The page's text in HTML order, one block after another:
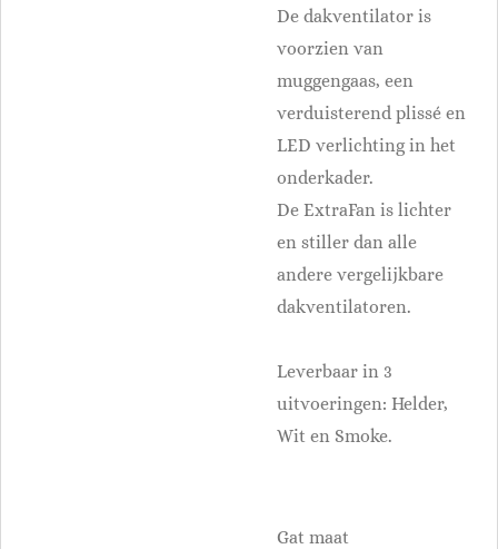
De dakventilator is
voorzien van
muggengaas, een
verduisterend plissé en
LED verlichting in het
onderkader.
De ExtraFan is lichter
en stiller dan alle
andere vergelijkbare
dakventilatoren.
Leverbaar in 3
uitvoeringen: Helder,
Wit en Smoke.
Gat maat